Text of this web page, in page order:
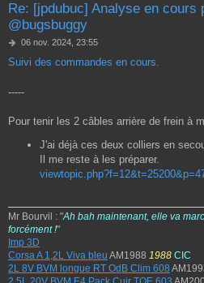
Re: [jpdubuc] Analyse en cours
@bugsbuggy
M
s
06 nov. 2024, 23:55
Suivi des commandes en cours.
-----
Pour tenir les 2 câbles arrière de frein à
J'ai déjà ces deux colliers en
Il me reste à les préparer.
Mr Bourvil : "Ah bah maintenant, elle va
forcément !"
Imp 3D
Corsa A 1,2L Viva bleu AM1988 1988 CIC
2L 8V BVM longue RT OdB Clim 608